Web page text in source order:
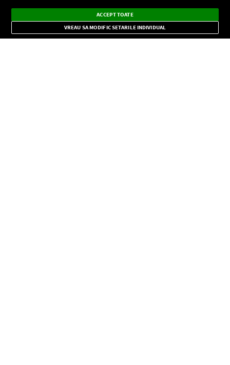
CONFIDENŢIALITATE
Dark
Mode
Radio live, podcasturi, știri și alerte
importante.
×
ACCEPT TOATE
VREAU SA MODIFIC SETARILE INDIVIDUAL